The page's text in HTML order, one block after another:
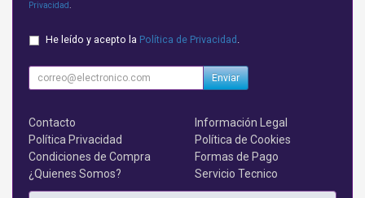
Privacidad
He leído y acepto la Política de Privacidad .
Enviar
Contacto
Información Legal
Política Privacidad
Política de Cookies
Condiciones de Compra
Formas de Pago
¿Quienes Somos?
Servicio Tecnico